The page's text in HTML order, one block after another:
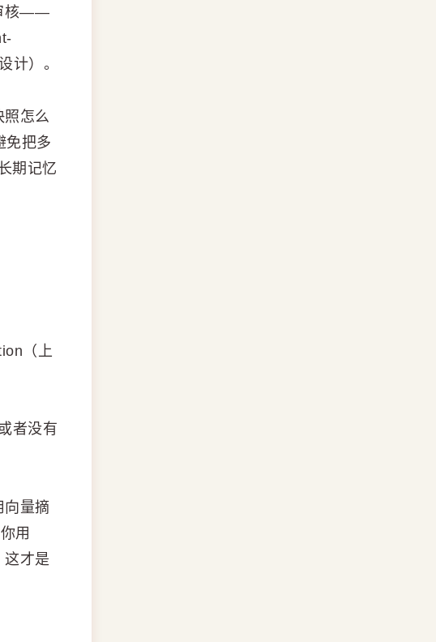
核——
计）。
怎么
免把多
期记忆
（上
者没有
量摘
用
这才是